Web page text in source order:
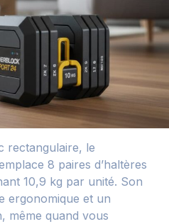
rectangulaire, le
8 paires d’haltères
10,9 kg par unité. Son
ergonomique et un
même quand vous